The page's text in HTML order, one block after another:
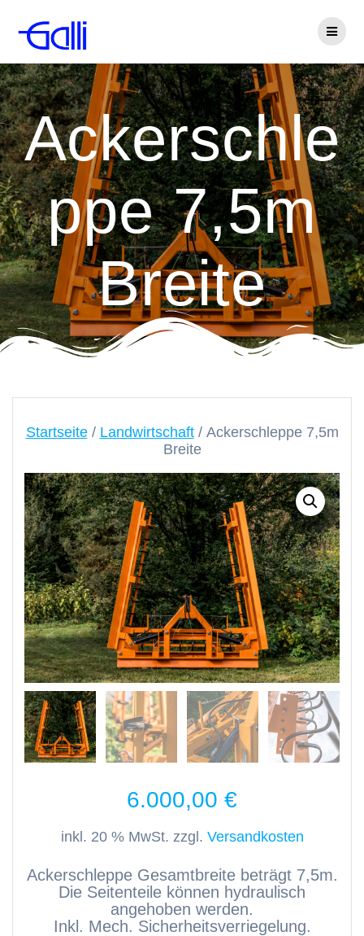
Ackerschle
ppe 7,5m
Breite
Startseite/ Landwirtschaft/ Ackerschleppe 7,5m
Breite
6.000,00 €
inkl. 20 % MwSt. zzgl. Versandkosten
Ackerschleppe Gesamtbreite beträgt 7,5m.
Die Seitenteile können hydraulisch
angehoben werden.
Inkl. Mech. Sicherheitsverriegelung.